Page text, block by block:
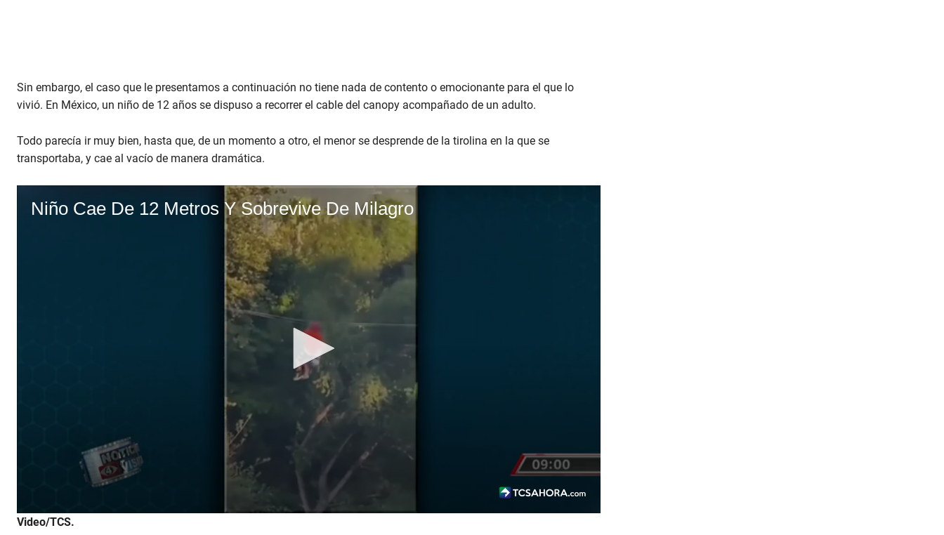
Sin embargo, el caso que le presentamos a continuación no tiene nada de contento o emocionante para el que lo
vivió. En México, un niño de 12 años se dispuso a recorrer el cable del canopy acompañado de un adulto.
Todo parecía ir muy bien, hasta que, de un momento a otro, el menor se desprende de la tirolina en la que se
transportaba, y cae al vacío de manera dramática.
Video/TCS.